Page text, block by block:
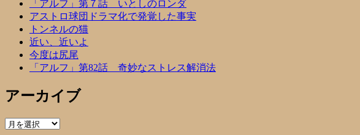
「アルフ」第７話 いとしのロンダ
アストロ球団ドラマ化で発覚した事実
トンネルの猫
近い、近いよ
今度は尻尾
「アルフ」第82話 奇妙なストレス解消法
アーカイブ
ア